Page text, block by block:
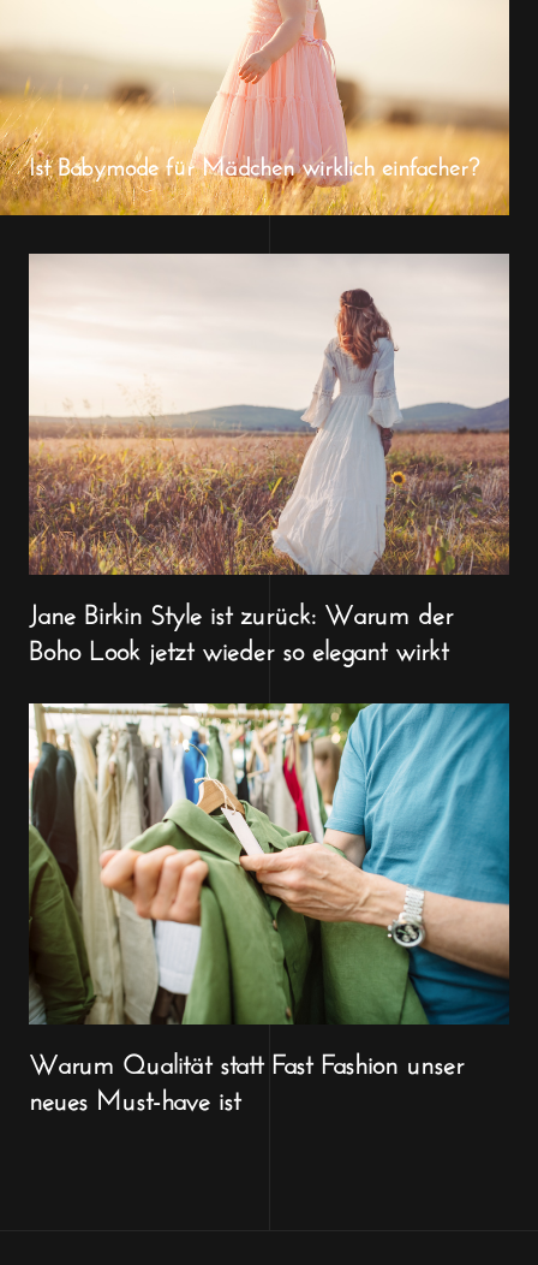
Ist Babymode für Mädchen wirklich einfacher?
Jane Birkin Style ist zurück: Warum der
Boho Look jetzt wieder so elegant wirkt
Warum Qualität statt Fast Fashion unser
neues Must-have ist